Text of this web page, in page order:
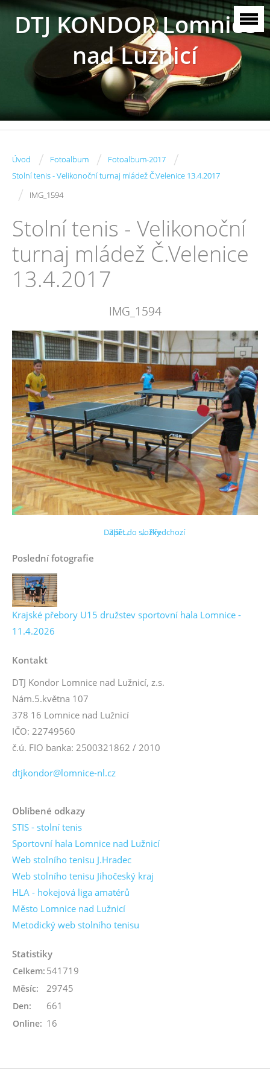
DTJ KONDOR Lomnice
nad Lužnicí
Úvod / Fotoalbum / Fotoalbum-2017 /
Stolní tenis - Velikonoční turnaj mládež Č.Velenice 13.4.2017
/ IMG_1594
Stolní tenis - Velikonoční
turnaj mládež Č.Velenice
13.4.2017
IMG_1594
← Předchozí
Další →
Zpět do složky
Poslední fotografie
Krajské přebory U15 družstev sportovní hala Lomnice -
11.4.2026
Kontakt
DTJ Kondor Lomnice nad Lužnicí, z.s.
Nám.5.května 107
378 16 Lomnice nad Lužnicí
IČO: 22749560
č.ú. FIO banka: 2500321862 / 2010
dtjkondor@lomnice-nl.cz
Oblíbené odkazy
STIS - stolní tenis
Sportovní hala Lomnice nad Lužnicí
Web stolního tenisu J.Hradec
Web stolního tenisu Jihočeský kraj
HLA - hokejová liga amatérů
Město Lomnice nad Lužnicí
Metodický web stolního tenisu
Statistiky
Online: 16
Celkem: 541719
Měsíc: 29745
Den: 661